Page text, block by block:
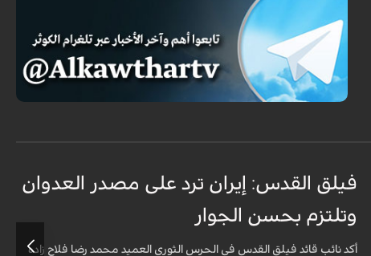
فيلق القدس: إيران ترد على مصدر العدوان
وتلتزم بحسن الجوار
أكد نائب قائد فيلق القدس في الحرس الثوري العميد محمد رضا فلاح زاده